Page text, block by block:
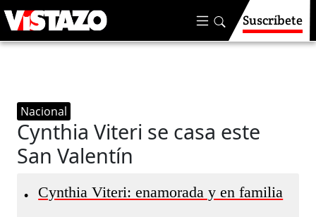
Suscríbete
Nacional
Cynthia Viteri se casa este
San Valentín
• Cynthia Viteri: enamorada y en familia